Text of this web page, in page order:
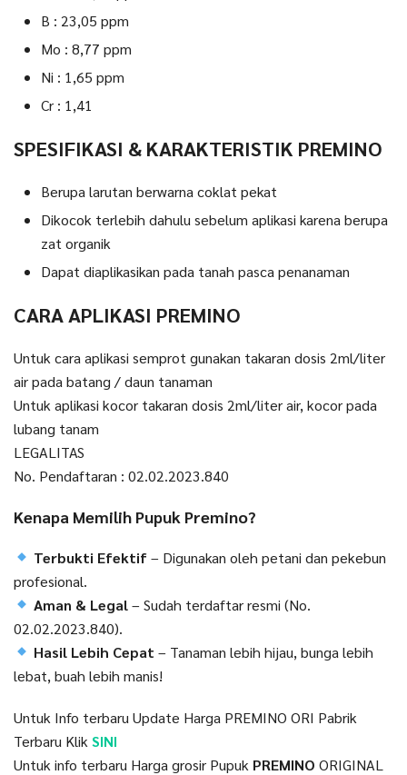
B : 23,05 ppm
Mo : 8,77 ppm
Ni : 1,65 ppm
Cr : 1,41
SPESIFIKASI & KARAKTERISTIK PREMINO
Berupa larutan berwarna coklat pekat
Dikocok terlebih dahulu sebelum aplikasi karena berupa
zat organik
Dapat diaplikasikan pada tanah pasca penanaman
CARA APLIKASI PREMINO
Untuk cara aplikasi semprot gunakan takaran dosis 2ml/liter
air pada batang / daun tanaman
Untuk aplikasi kocor takaran dosis 2ml/liter air, kocor pada
lubang tanam
LEGALITAS
No. Pendaftaran : 02.02.2023.840
Kenapa Memilih Pupuk Premino?
Terbukti Efektif– Digunakan oleh petani dan pekebun
profesional.
Aman & Legal– Sudah terdaftar resmi (No.
02.02.2023.840).
Hasil Lebih Cepat – Tanaman lebih hijau, bunga lebih
lebat, buah lebih manis!
Untuk Info terbaru Update Harga PREMINO ORI Pabrik
Terbaru Klik SINI
Untuk info terbaru Harga grosir Pupuk PREMINO ORIGINAL